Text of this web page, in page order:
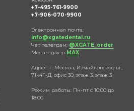
+7-495-761-9900
+7-906-070-9900
Электронная почта:
info@xgatedental.ru
Чат телеграм: @XGATE_order
Мессенджер МАХ
Адрес: г. Москва, Измайловское ш.,
71к4Г-Д, офис 30, этаж 3, этаж 3
Режим работы: Пн-пт с 10:00 до
18:00